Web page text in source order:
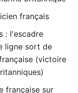
français
: l'escadre
ligne sort de
(victoire
française sur